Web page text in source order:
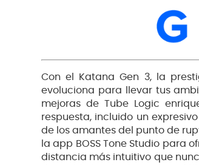
Con el Katana Gen 3, la
evoluciona para llevar tus
mejoras de Tube Logic
respuesta, incluido un
de los amantes del punto de
la app BOSS Tone Studio para
distancia más intuitivo que